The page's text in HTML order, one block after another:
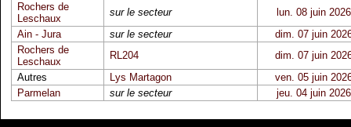
Rochers de
Leschaux
sur le secteur
lun. 08 juin 2026
Ain - Jura
sur le secteur
dim. 07 juin
Rochers de
Leschaux
RL204
dim. 07 juin
Autres
Lys Martagon
ven. 05 juin
Parmelan
sur le secteur jeu. 04 juin 2026